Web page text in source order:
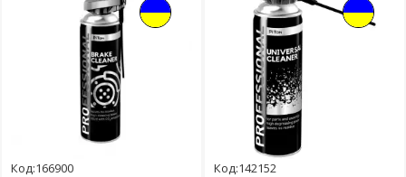
Код:166900 Код:142152